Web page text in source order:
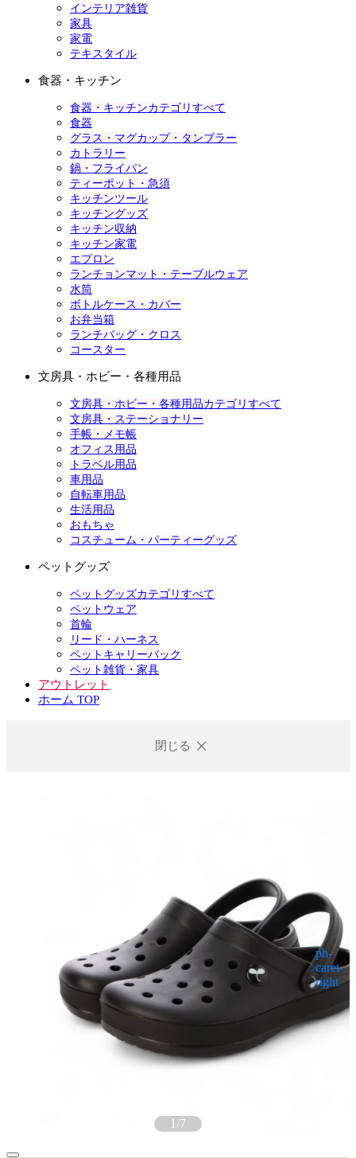
インテリア雑貨
家具
家電
テキスタイル
食器・キッチン
食器・キッチンカテゴリすべて
食器
グラス・マグカップ・タンブラー
カトラリー
鍋・フライパン
ティーポット・急須
キッチンツール
キッチングッズ
キッチン収納
キッチン家電
エプロン
ランチョンマット・テーブルウェア
水筒
ボトルケース・カバー
お弁当箱
ランチバッグ・クロス
コースター
文房具・ホビー・各種用品
文房具・ホビー・各種用品カテゴリすべて
文房具・ステーショナリー
手帳・メモ帳
オフィス用品
トラベル用品
車用品
自転車用品
生活用品
おもちゃ
コスチューム・パーティーグッズ
ペットグッズ
ペットグッズカテゴリすべて
ペットウェア
首輪
リード・ハーネス
ペットキャリーバック
ペット雑貨・家具
アウトレット
ホーム TOP
閉じる
1/7